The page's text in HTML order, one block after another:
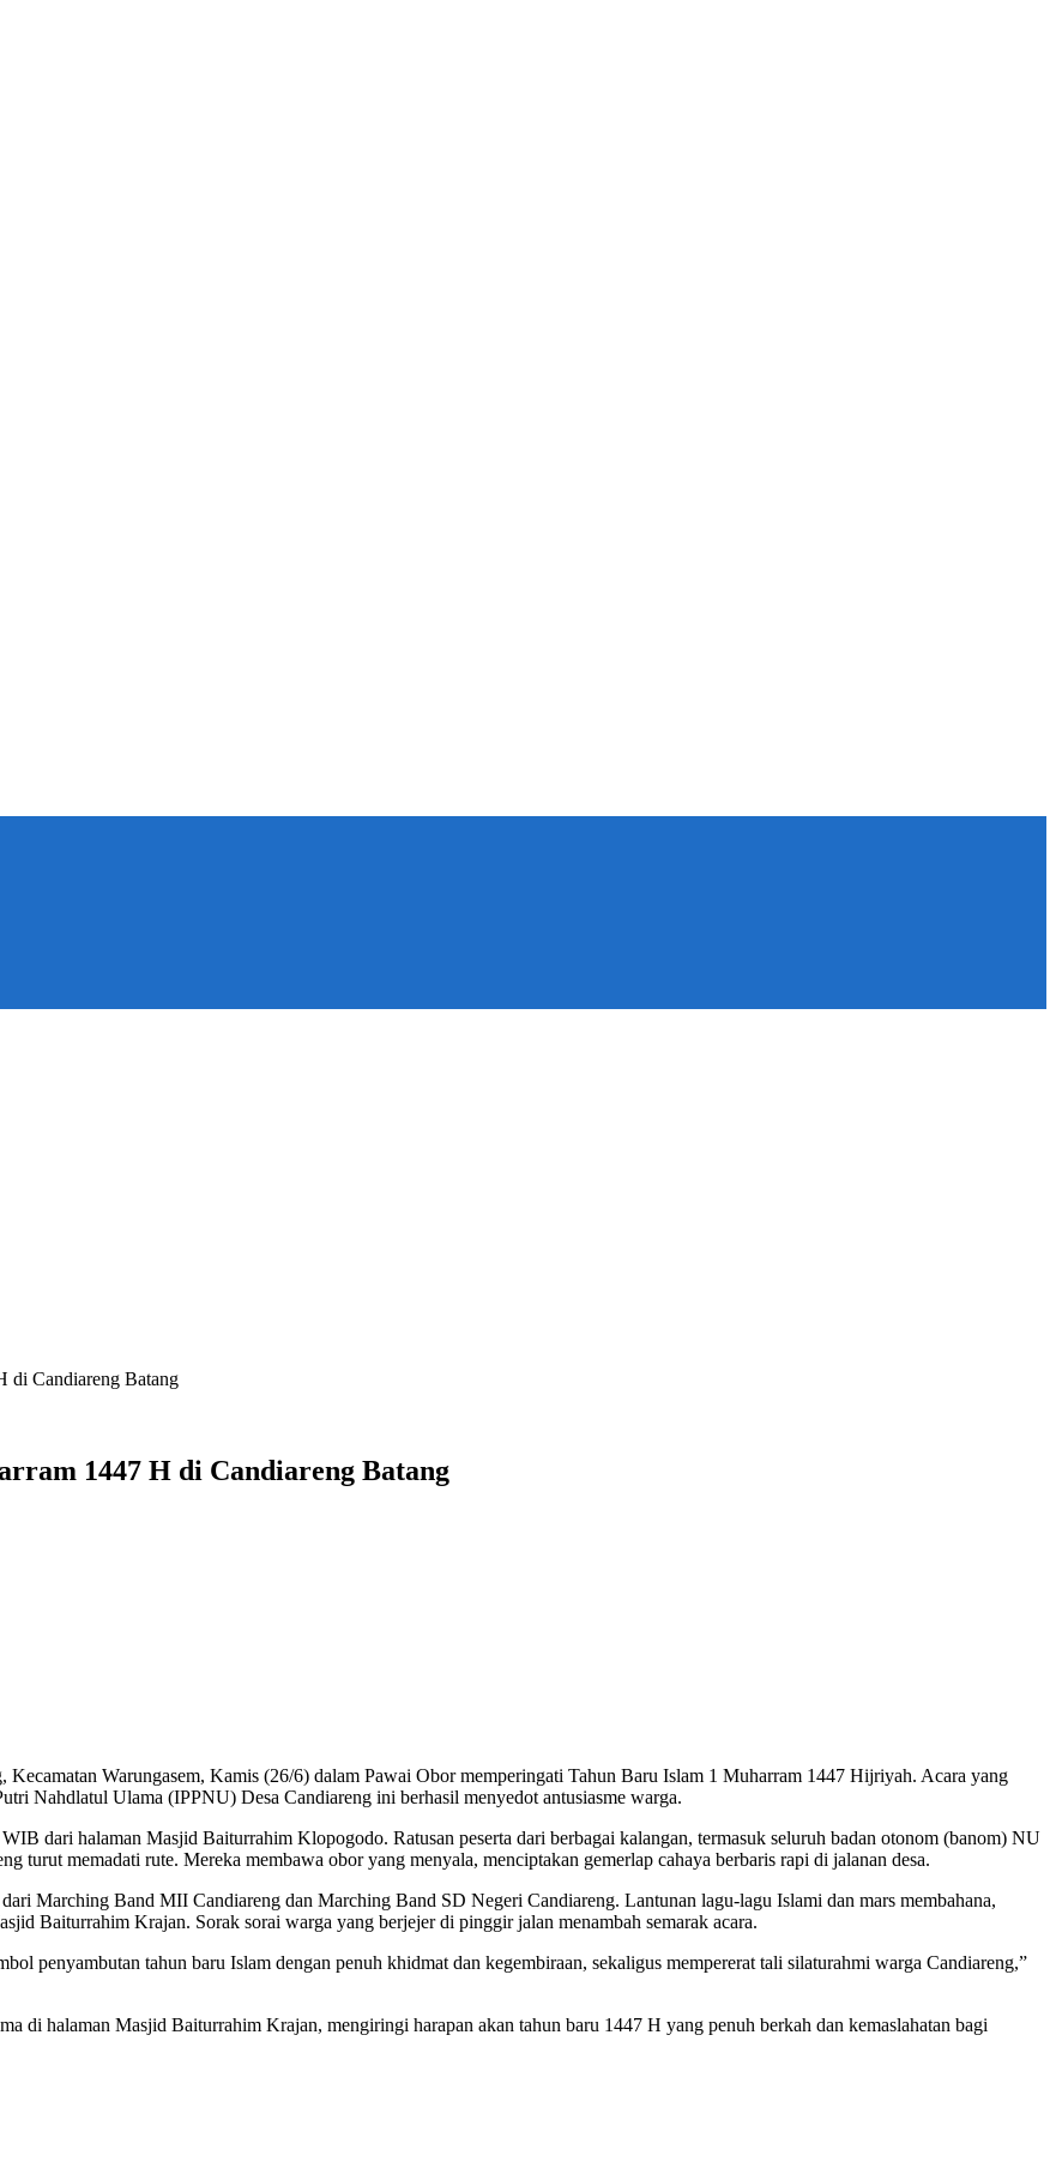
di Candiareng Batang
1447 H di Candiareng Batang
Kecamatan Warungasem, Kamis (26/6) dalam Pawai Obor memperingati Tahun Baru Islam 1 Muharram 1447 Hijriyah. Acara yang
Nahdlatul Ulama (IPPNU) Desa Candiareng ini berhasil menyedot antusiasme warga.
dari halaman Masjid Baiturrahim Klopogodo. Ratusan peserta dari berbagai kalangan, termasuk seluruh badan otonom (banom) NU
turut memadati rute. Mereka membawa obor yang menyala, menciptakan gemerlap cahaya berbaris rapi di jalanan desa.
Marching Band MII Candiareng dan Marching Band SD Negeri Candiareng. Lantunan lagu-lagu Islami dan mars membahana,
Baiturrahim Krajan. Sorak sorai warga yang berjejer di pinggir jalan menambah semarak acara.
penyambutan tahun baru Islam dengan penuh khidmat dan kegembiraan, sekaligus mempererat tali silaturahmi warga Candiareng,”
di halaman Masjid Baiturrahim Krajan, mengiringi harapan akan tahun baru 1447 H yang penuh berkah dan kemaslahatan bagi